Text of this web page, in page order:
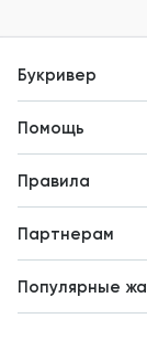
Букривер
Новости
Помощь
Правила
Партнерам
Популярные